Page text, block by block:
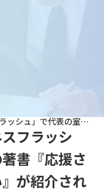
千葉テレビ「ビジネスフラッシュ」で代表の室舘の著書『応援される人になりなさい』が紹介されました
フラッシ
書『応援さ
が紹介され